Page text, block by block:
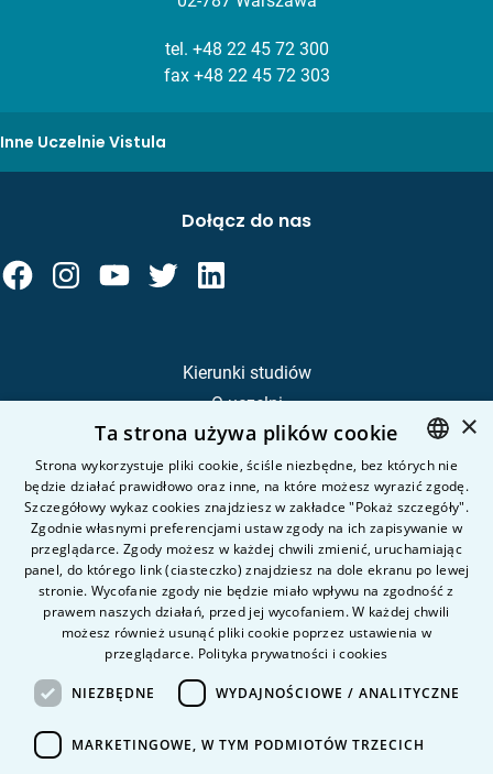
tel. +48 22 45 72 300
fax +48 22 45 72 303
Inne Uczelnie Vistula
Kierunki studiów
O uczelni
Kandydat
Student
Nauka i badania
Intranet
Pytania i odpowiedzi
Kontakt
Kariera na uczelni
Dane Osobowe
Dołącz do nas
POLISH
ENGLISH
×
Ta strona używa plików cookie
Strona wykorzystuje pliki cookie, ściśle niezbędne, bez których nie
będzie działać prawidłowo oraz inne, na które możesz wyrazić zgodę.
Szczegółowy wykaz cookies znajdziesz w zakładce "Pokaż szczegóły".
Zgodnie własnymi preferencjami ustaw zgody na ich zapisywanie w
przeglądarce. Zgody możesz w każdej chwili zmienić, uruchamiając
panel, do którego link (ciasteczko) znajdziesz na dole ekranu po lewej
stronie. Wycofanie zgody nie będzie miało wpływu na zgodność z
prawem naszych działań, przed jej wycofaniem. W każdej chwili
możesz również usunąć pliki cookie poprzez ustawienia w
przeglądarce. Polityka prywatności i cookies
NIEZBĘDNE WYDAJNOŚCIOWE / ANALITYCZNE
MARKETINGOWE, W TYM PODMIOTÓW TRZECICH